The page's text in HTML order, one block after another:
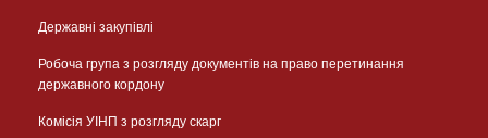
Державні закупівлі
Робоча група з розгляду документів на право перетинання
державного кордону
Комісія УІНП з розгляду скарг